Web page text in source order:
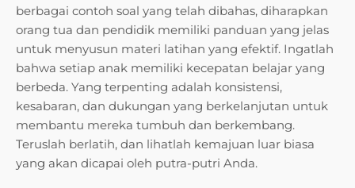
berbagai contoh soal yang telah dibahas, diharapkan
orang tua dan pendidik memiliki panduan yang jelas
untuk menyusun materi latihan yang efektif. Ingatlah
bahwa setiap anak memiliki kecepatan belajar yang
berbeda. Yang terpenting adalah konsistensi,
kesabaran, dan dukungan yang berkelanjutan untuk
membantu mereka tumbuh dan berkembang.
Teruslah berlatih, dan lihatlah kemajuan luar biasa
yang akan dicapai oleh putra-putri Anda.